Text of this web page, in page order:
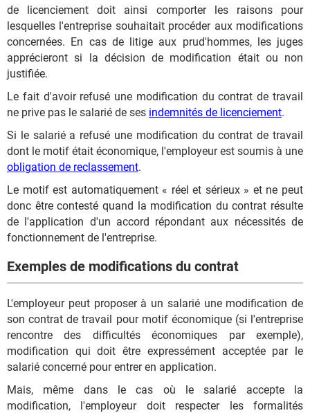
de licenciement doit ainsi comporter les raisons pour
lesquelles l'entreprise souhaitait procéder aux modifications
concernées. En cas de litige aux prud'hommes, les juges
apprécieront si la décision de modification était ou non
justifiée.
Le fait d'avoir refusé une modification du contrat de travail
ne prive pas le salarié de ses indemnités de licenciement.
Si le salarié a refusé une modification du contrat de travail
dont le motif était économique, l'employeur est soumis à une
obligation de reclassement.
Le motif est automatiquement « réel et sérieux » et ne peut
donc être contesté quand la modification du contrat résulte
de l'application d'un accord répondant aux nécessités de
fonctionnement de l'entreprise.
Exemples de modifications du contrat
L'employeur peut proposer à un salarié une modification de
son contrat de travail pour motif économique (si l'entreprise
rencontre des difficultés économiques par exemple),
modification qui doit être expressément acceptée par le
salarié concerné pour entrer en application.
Mais, même dans le cas où le salarié accepte la
modification, l'employeur doit respecter les formalités